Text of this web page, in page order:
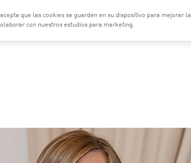
Somos Servicios Noticias
que las cookies se guarden en su dispositivo para mejorar la
con nuestros estudios para marketing.